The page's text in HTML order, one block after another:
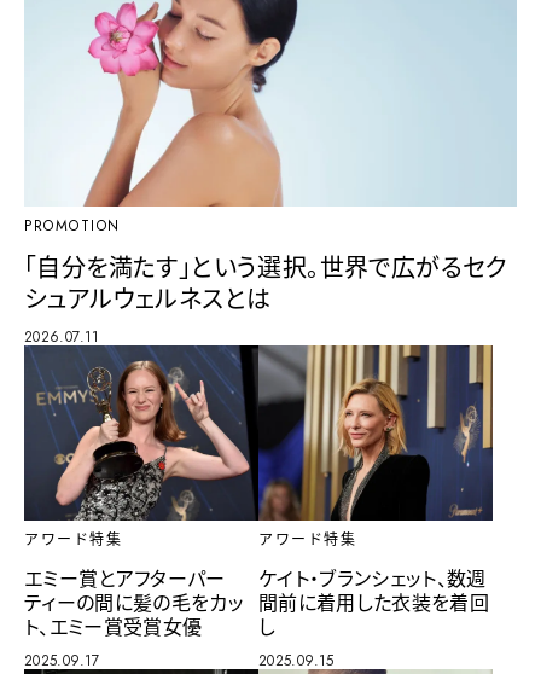
PROMOTION
「自分を満たす」という選択。世界で広がるセク
シュアルウェルネスとは
2026.07.11
アワード特集
エミー賞とアフターパー
ティーの間に髪の毛をカッ
ト、エミー賞受賞女優
2025.09.17
アワード特集
ケイト・ブランシェット、数週
間前に着用した衣装を着回
し
2025.09.15